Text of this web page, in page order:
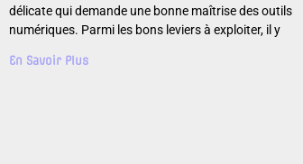
délicate qui demande une bonne maîtrise des outils
numériques. Parmi les bons leviers à exploiter, il y
En Savoir Plus